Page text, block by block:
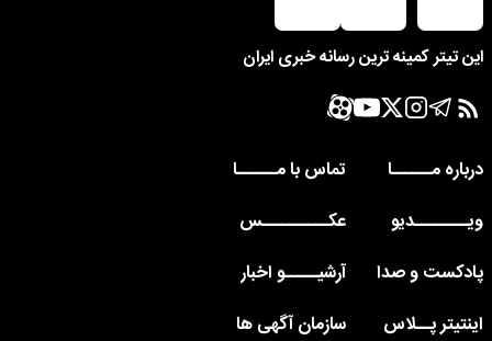
این تیتر کمینه ترین رسانه خبری ایران
درباره مــــــا
تماس با مــــــا
ویــــــــدیو
عکــــــــــس
پادکست و صدا
آرشیـــــو اخبار
اینتیتر پــلاس
سازمان آگهی ها